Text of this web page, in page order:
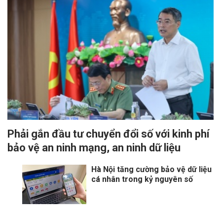
Phải gắn đầu tư chuyển đổi số với kinh phí
bảo vệ an ninh mạng, an ninh dữ liệu
Hà Nội tăng cường bảo vệ dữ liệu
cá nhân trong kỷ nguyên số